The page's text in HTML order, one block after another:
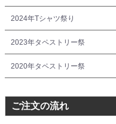
2024年Tシャツ祭り
2023年タペストリー祭
2020年タペストリー祭
ご注文の流れ